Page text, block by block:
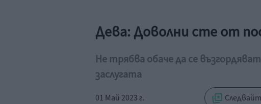
Дева: Доволни сте от
Не трябва обаче да се
заслугата
01 Май 2023 г.